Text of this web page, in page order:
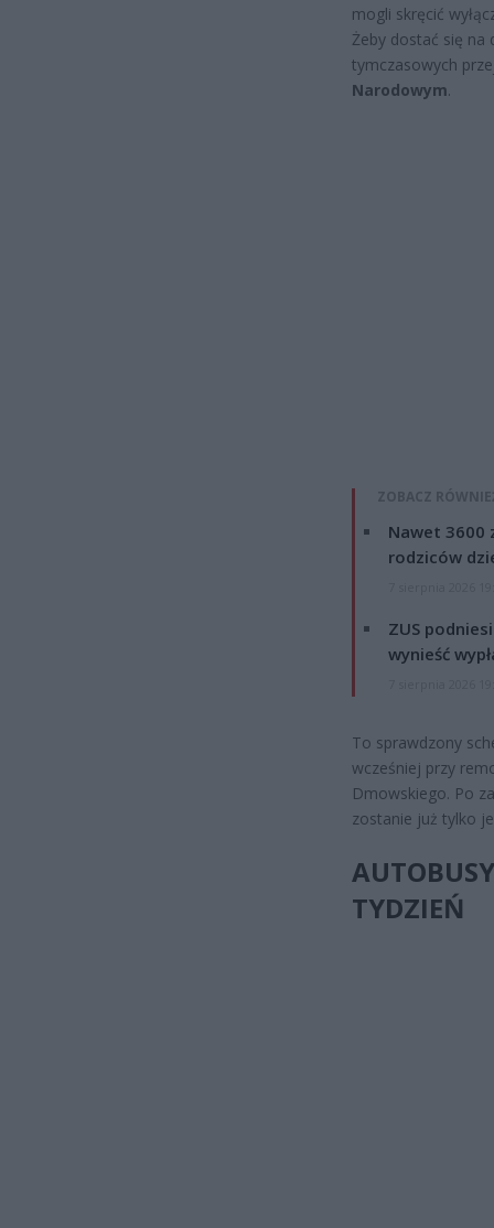
mogli skręcić
Żeby dostać się
tymczasowych
Narodowym.
ZOBACZ
Nawet 3600
rodziców
ZUS
wynieść
To sprawdzony
wcześniej przy
Dmowskiego. Po
zostanie już tylko
TYDZIEŃ